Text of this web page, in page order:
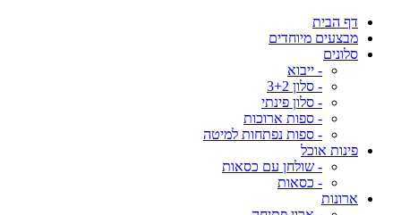
דף הבית
מבצעים מיוחדים
סלונים
- ייבוא
- סלון 3+2
- סלון פינתי
- ספות ארוכות
- ספות נפתחות למיטה
פינות אוכל
- שולחן עם כסאות
- כסאות
ארונות